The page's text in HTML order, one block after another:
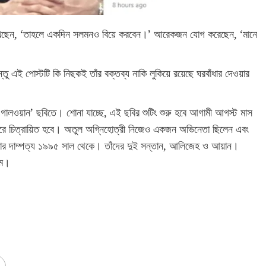
‘তাহলে একদিন সলমনও বিয়ে করবেন।’ আরেকজন যোগ করেছেন, ‘মানে
পোস্টটি কি নিছকই তাঁর বক্তব্য নাকি লুকিয়ে রয়েছে ঘরবাঁধার দেওয়ার
ছবিতে। শোনা যাচ্ছে, এই ছবির শুটিং শুরু হবে আগামী আগস্ট মাস
চিত্রায়িত হবে। অতুল অগ্নিহোত্রী নিজেও একজন অভিনেতা ছিলেন এবং
দাম্পত্য ১৯৯৫ সাল থেকে। তাঁদের দুই সন্তান, আলিজেহ ও আয়ান।